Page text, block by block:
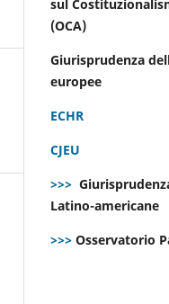
sul
(OCA)
Giurisprudenza
europee
ECHR
CJEU
>>>
Latino-americane
>>> Osservatorio